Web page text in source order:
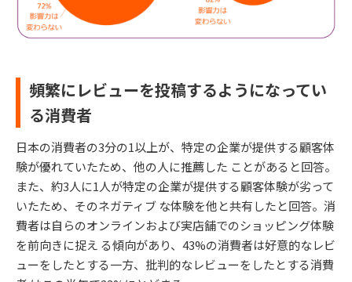
頻繁にレビューを投稿するようになってい
る消費者
日本の消費者の3分の1以上が、特定の企業が提供する顧客体
験が優れていたため、他の人に推薦した ことがあると回答。
また、約3人に1人が特定の企業が提供する顧客体験が劣って
いたため、そのネガティブ な体験を他と共有したと回答。消
費者は自らのオンラインおよび実店舗でのショッピング体験
を前向きに捉え る傾向があり、43%の消費者は好意的なレビ
ューをしたとする一方、批判的なレビューをしたとする消費